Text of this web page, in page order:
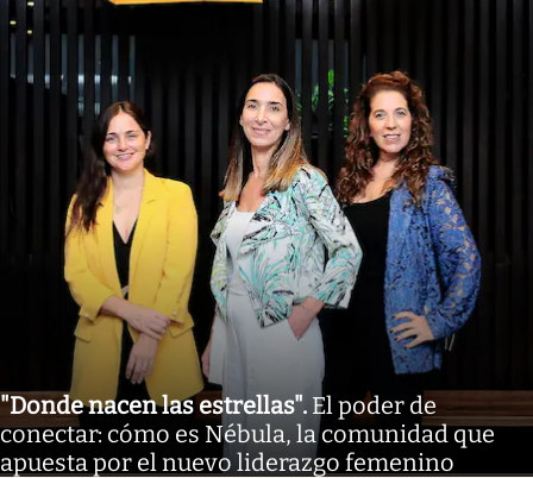
"Donde nacen las estrellas". El poder de
conectar: cómo es Nébula, la comunidad que
apuesta por el nuevo liderazgo femenino